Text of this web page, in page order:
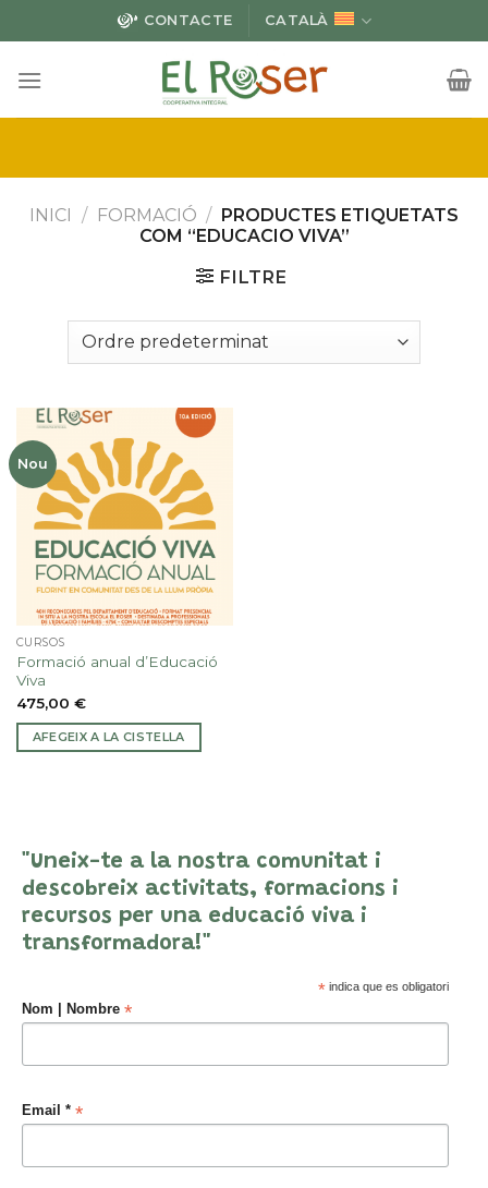
to
content
CONTACTE CATALÀ
INICI / FORMACIÓ / PRODUCTES ETIQUETATS
COM “EDUCACIO VIVA”
FILTRE
Nou
CURSOS
Formació anual d’Educació
Viva
475,00 €
AFEGEIX A LA CISTELLA
"Uneix-te a la nostra comunitat i
descobreix activitats, formacions i
recursos per una educació viva i
transformadora!"
*indica que es obligatori
Nom | Nombre *
Email * *